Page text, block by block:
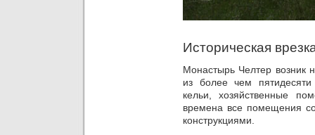
Историческая
Монастырь Челтер возник
из более чем
кельи, хозяйственные
времена все помещения
конструкциями.